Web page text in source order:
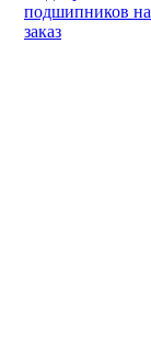
подшипников на
заказ